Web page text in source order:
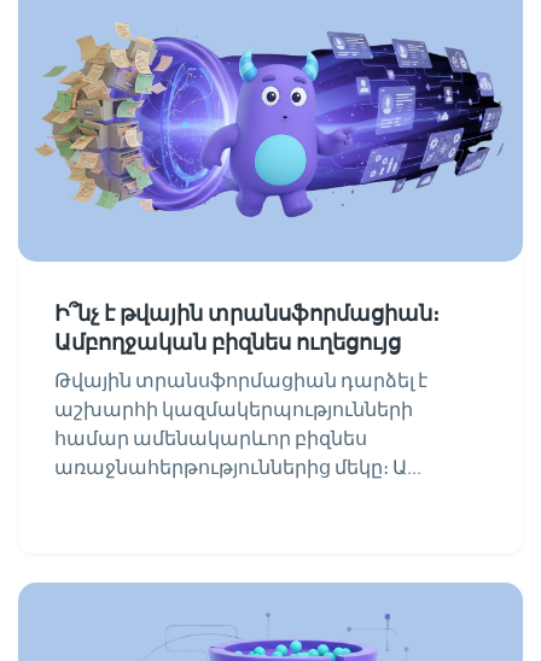
Ի՞նչ է թվային տրանսֆորմացիան։
Ամբողջական բիզնես ուղեցույց
Թվային տրանսֆորմացիան դարձել է
աշխարհի կազմակերպությունների
համար ամենակարևոր բիզնես
առաջնահերթություններից մեկը։ Ա...